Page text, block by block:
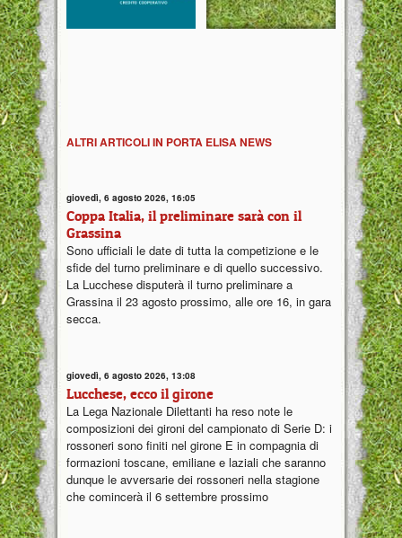
ALTRI ARTICOLI IN PORTA ELISA NEWS
giovedì, 6 agosto 2026, 16:05
Coppa Italia, il preliminare sarà con il
Grassina
Sono ufficiali le date di tutta la competizione e le
sfide del turno preliminare e di quello successivo.
La Lucchese disputerà il turno preliminare a
Grassina il 23 agosto prossimo, alle ore 16, in gara
secca.
giovedì, 6 agosto 2026, 13:08
Lucchese, ecco il girone
La Lega Nazionale Dilettanti ha reso note le
composizioni dei gironi del campionato di Serie D: i
rossoneri sono finiti nel girone E in compagnia di
formazioni toscane, emiliane e laziali che saranno
dunque le avversarie dei rossoneri nella stagione
che comincerà il 6 settembre prossimo